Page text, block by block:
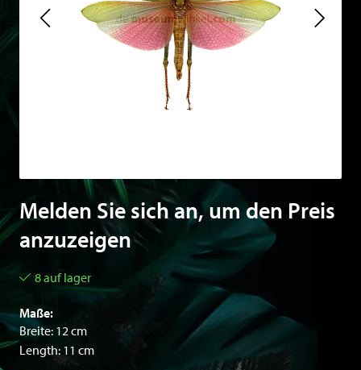
Melden Sie sich an, um den Preis
anzuzeigen
8 auf lager
Maße:
Breite: 12 cm
Length: 11 cm